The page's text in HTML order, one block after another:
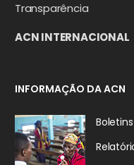
Transparência
ACN INTERNACIONAL
INFORMAÇÃO DA ACN